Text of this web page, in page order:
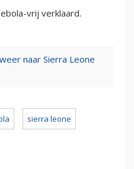
vrij verklaard.
naar Sierra Leone
sierra leone